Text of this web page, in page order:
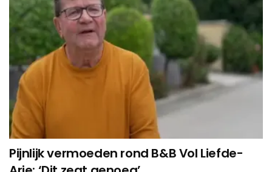
Pijnlijk vermoeden rond B&B Vol Liefde-